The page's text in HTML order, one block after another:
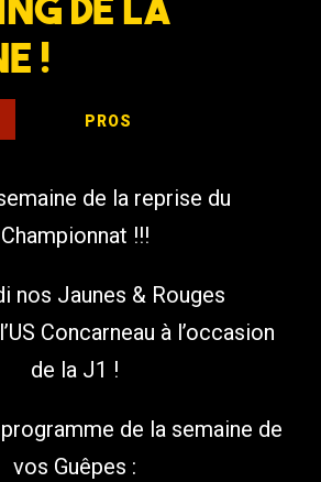
!
PROS
de la reprise du
Championnat !!!
nos Jaunes & Rouges
Concarneau à l’occasion
de la J1 !
de la semaine de
vos Guêpes :